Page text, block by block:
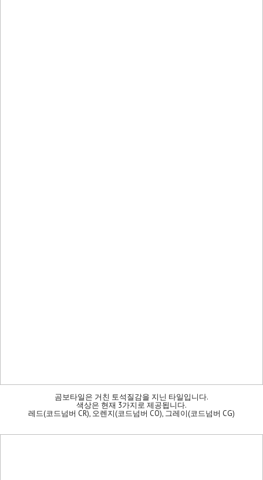
곰보타일은 거친 토석질감을 지닌 타일입니다.
색상은 현재 3가지로 제공됩니다.
레드(코드넘버 CR), 오렌지(코드넘버 CO), 그레이(코드넘버 CG)